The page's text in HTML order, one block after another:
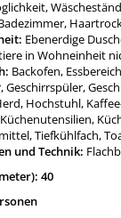
Ebenerdige
in Wohneinheit
Backofen,
Geschirrspüler,
Hochstuhl,
Tiefkühlfach,
und Technik:
40